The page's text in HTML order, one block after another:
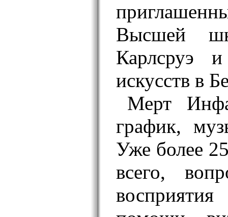
Высшей
Карлсруэ
искусств в
Мерт
график,
Уже более
всего,